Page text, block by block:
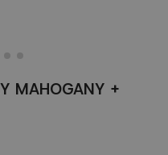
MAHOGANY +